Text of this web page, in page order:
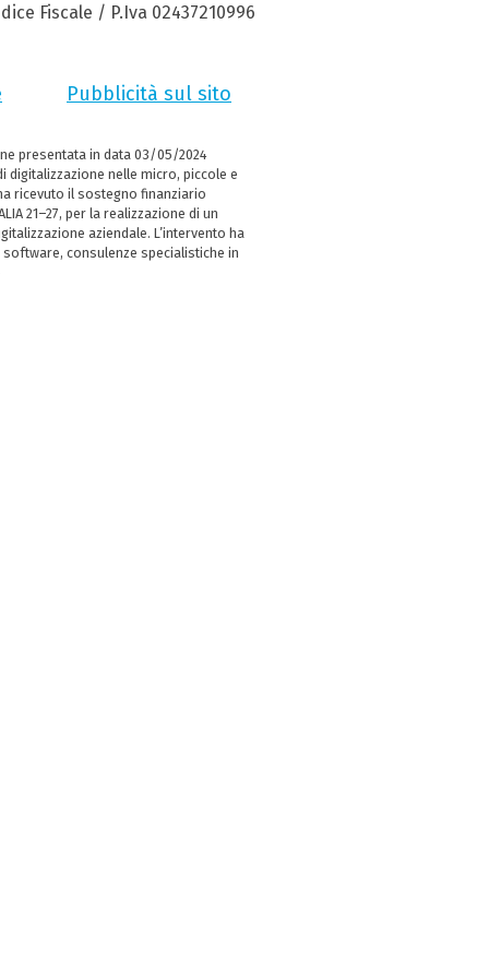
Fiscale / P.Iva 02437210996
Pubblicità sul sito
presentata in data 03/05/2024
digitalizzazione nelle micro, piccole e
ricevuto il sostegno finanziario
21–27, per la realizzazione di un
aziendale. L’intervento ha
consulenze specialistiche in